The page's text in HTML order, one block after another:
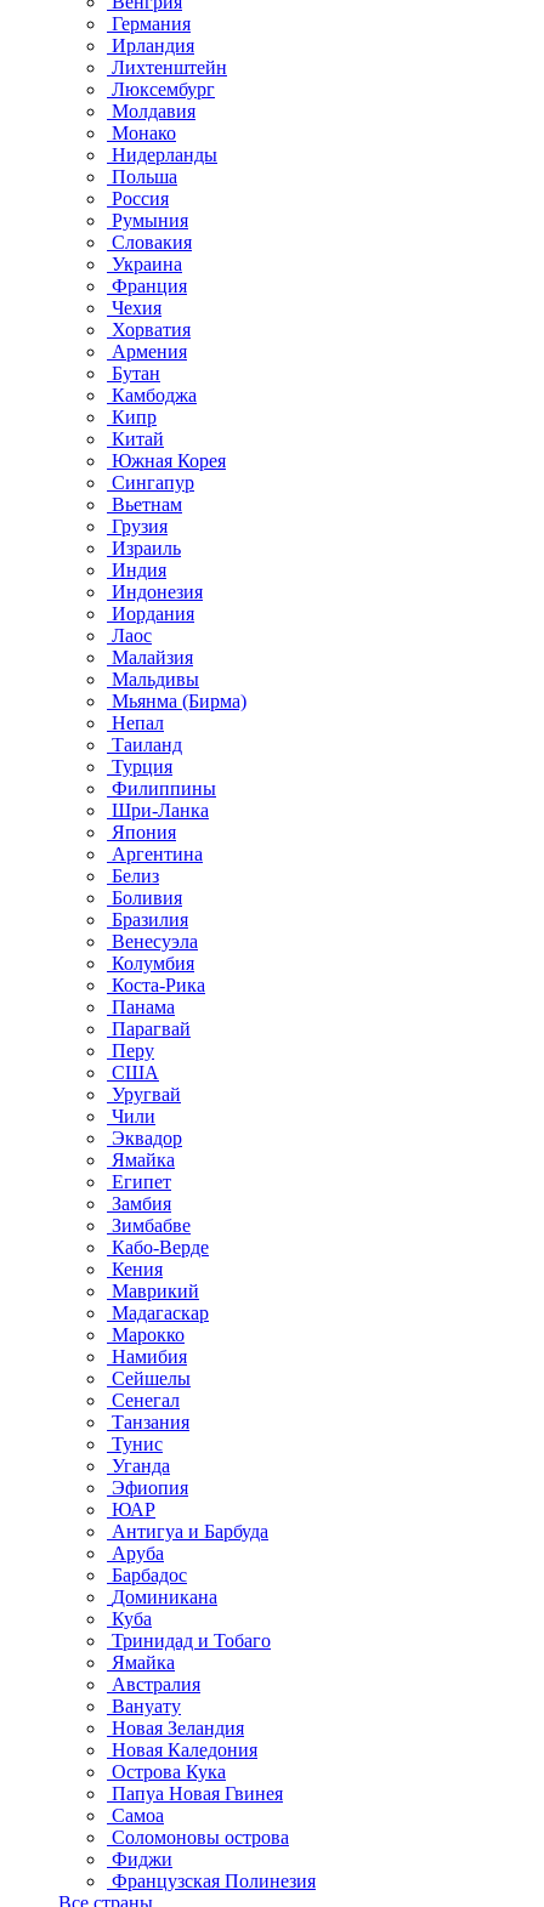
Германия
Ирландия
Лихтенштейн
Люксембург
Молдавия
Монако
Нидерланды
Польша
Россия
Румыния
Словакия
Украина
Франция
Чехия
Хорватия
Армения
Бутан
Камбоджа
Кипр
Китай
Южная Корея
Сингапур
Вьетнам
Грузия
Израиль
Индия
Индонезия
Иордания
Лаос
Малайзия
Мальдивы
Мьянма (Бирма)
Непал
Таиланд
Турция
Филиппины
Шри-Ланка
Япония
Аргентина
Белиз
Боливия
Бразилия
Венесуэла
Колумбия
Коста-Рика
Панама
Парагвай
Перу
США
Уругвай
Чили
Эквадор
Ямайка
Египет
Замбия
Зимбабве
Кабо-Верде
Кения
Маврикий
Мадагаскар
Марокко
Намибия
Сейшелы
Сенегал
Танзания
Тунис
Уганда
Эфиопия
ЮАР
Антигуа и Барбуда
Аруба
Барбадос
Доминикана
Куба
Тринидад и Тобаго
Ямайка
Австралия
Вануату
Новая Зеландия
Новая Каледония
Острова Кука
Папуа Новая Гвинея
Самоа
Соломоновы острова
Фиджи
Французская Полинезия
Все страны